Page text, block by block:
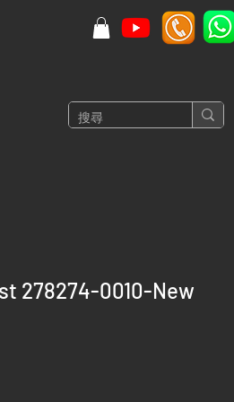
278274-0010-New